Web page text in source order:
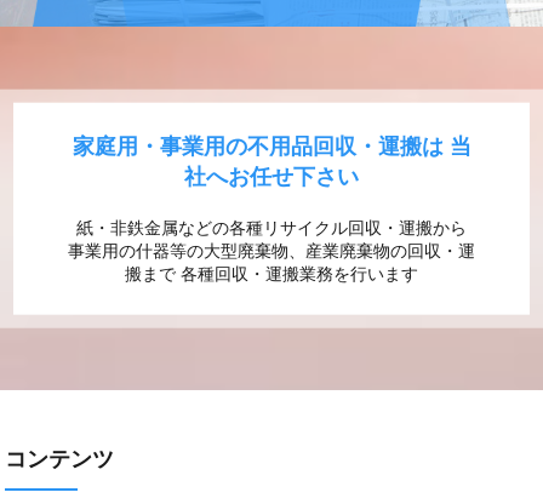
家庭用・事業用の不用品回収・運搬は 当
社へお任せ下さい
紙・非鉄金属などの各種リサイクル回収・運搬から
事業用の什器等の大型廃棄物、産業廃棄物の回収・運
搬まで 各種回収・運搬業務を行います
コンテンツ